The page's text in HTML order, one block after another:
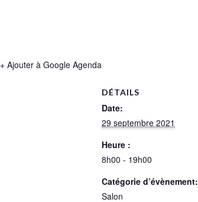
+ Ajouter à Google Agenda
DÉTAILS
Date:
29 septembre 2021
Heure :
8h00 - 19h00
Catégorie d’évènement:
Salon